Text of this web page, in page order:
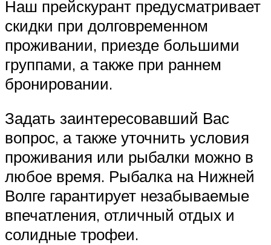
Наш прейскурант предусматривает
скидки при долговременном
проживании, приезде большими
группами, а также при раннем
бронировании.
Задать заинтересовавший Вас
вопрос, а также уточнить условия
проживания или рыбалки можно в
любое время. Рыбалка на Нижней
Волге гарантирует незабываемые
впечатления, отличный отдых и
солидные трофеи.